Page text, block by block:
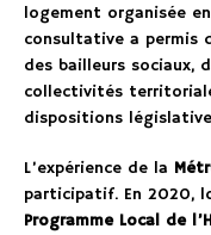
logement organisée
consultative a permis
des bailleurs sociaux,
collectivités
dispositions
L’expérience de la
participatif. En 2020,
Programme Local de